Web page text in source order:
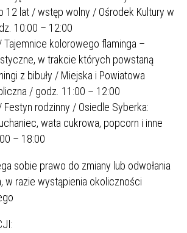
12 lat / wstęp wolny / Ośrodek Kultury w
10:00 – 12:00
Tajemnice kolorowego flaminga –
w trakcie których powstaną
z bibuły / Miejska i Powiatowa
/ godz. 11:00 – 12:00
Festyn rodzinny / Osiedle Syberka:
wata cukrowa, popcorn i inne
– 18:00
sobie prawo do zmiany lub odwołania
w razie wystąpienia okoliczności